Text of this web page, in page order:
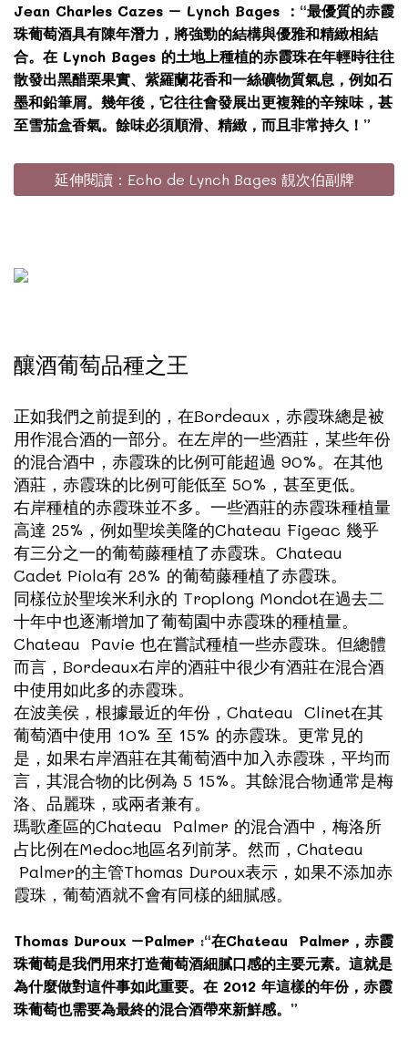
Jean Charles Cazes – Lynch Bages ：“最優質的赤霞
珠葡萄酒具有陳年潛力，將強勁的結構與優雅和精緻相結
合。在 Lynch Bages 的土地上種植的赤霞珠在年輕時往往
散發出黑醋栗果實、紫羅蘭花香和一絲礦物質氣息，例如石
墨和鉛筆屑。幾年後，它往往會發展出更複雜的辛辣味，甚
至雪茄盒香氣。餘味必須順滑、精緻，而且非常持久！”
延伸閱讀：Echo de Lynch Bages 靚次伯副牌
釀酒葡萄品種之王
正如我們之前提到的，在Bordeaux，赤霞珠總是被
用作混合酒的一部分。在左岸的一些酒莊，某些年份
的混合酒中，赤霞珠的比例可能超過 90%。在其他
酒莊，赤霞珠的比例可能低至 50%，甚至更低。
右岸種植的赤霞珠並不多。一些酒莊的赤霞珠種植量
高達 25%，例如聖埃美隆的Chateau Figeac 幾乎
有三分之一的葡萄藤種植了赤霞珠。Chateau
Cadet Piola有 28% 的葡萄藤種植了赤霞珠。
同樣位於聖埃米利永的 Troplong Mondot在過去二
十年中也逐漸增加了葡萄園中赤霞珠的種植量。
Chateau Pavie 也在嘗試種植一些赤霞珠。但總體
而言，Bordeaux右岸的酒莊中很少有酒莊在混合酒
中使用如此多的赤霞珠。
在波美侯，根據最近的年份， Chateau Clinet在其
葡萄酒中使用 10% 至 15% 的赤霞珠。更常見的
是，如果右岸酒莊在其葡萄酒中加入赤霞珠，平均而
言，其混合物的比例為 5 15%。其餘混合物通常是梅
洛、品麗珠，或兩者兼有。
瑪歌產區的Chateau Palmer 的混合酒中，梅洛所
占比例在Medoc地區名列前茅。然而，Chateau
Palmer的主管Thomas Duroux表示，如果不添加赤
霞珠，葡萄酒就不會有同樣的細膩感。
Thomas Duroux –Palmer :“在Chateau Palmer，赤霞
珠葡萄是我們用來打造葡萄酒細膩口感的主要元素。這就是
為什麼做對這件事如此重要。在 2012 年這樣的年份，赤霞
珠葡萄也需要為最終的混合酒帶來新鮮感。”